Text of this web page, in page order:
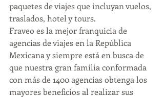
paquetes de viajes que incluyan vuelos,
traslados, hotel y tours.
Fraveo es la mejor franquicia de
agencias de viajes en la República
Mexicana y siempre está en busca de
que nuestra gran familia conformada
con más de 1400 agencias obtenga los
mayores beneficios al realizar sus